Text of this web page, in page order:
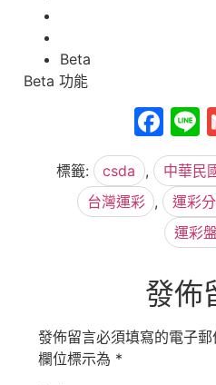
Beta
Beta 功能
標籤: csda , 中華民
台灣運彩 , 運彩
運彩
發佈
發佈留言必須填寫的電子郵
欄位標示為 *